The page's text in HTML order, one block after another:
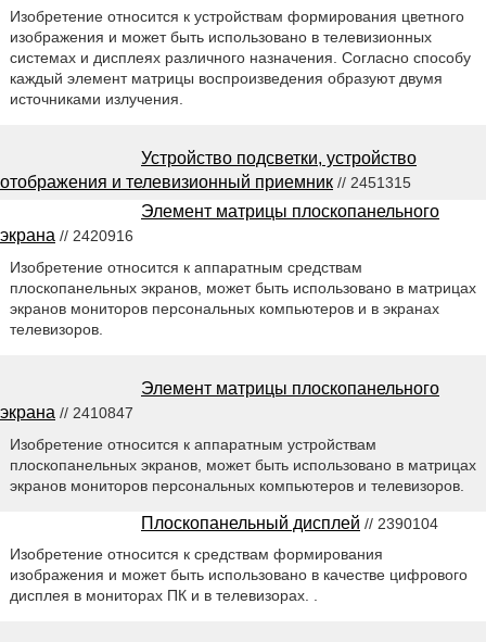
Изобретение относится к устройствам формирования цветного
изображения и может быть использовано в телевизионных
системах и дисплеях различного назначения. Согласно способу
каждый элемент матрицы воспроизведения образуют двумя
источниками излучения.
Устройство подсветки, устройство
отображения и телевизионный приемник // 2451315
Элемент матрицы плоскопанельного
экрана // 2420916
Изобретение относится к аппаратным средствам
плоскопанельных экранов, может быть использовано в матрицах
экранов мониторов персональных компьютеров и в экранах
телевизоров.
Элемент матрицы плоскопанельного
экрана // 2410847
Изобретение относится к аппаратным устройствам
плоскопанельных экранов, может быть использовано в матрицах
экранов мониторов персональных компьютеров и телевизоров.
Плоскопанельный дисплей // 2390104
Изобретение относится к средствам формирования
изображения и может быть использовано в качестве цифрового
дисплея в мониторах ПК и в телевизорах. .